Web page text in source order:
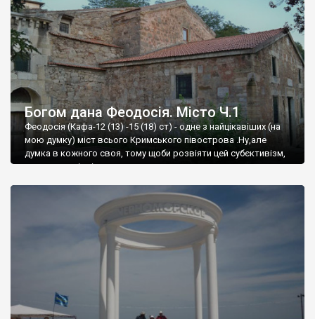
Богом дана Феодосія. Місто Ч.1
Феодосія (Кафа-12 (13) -15 (18) ст) - одне з найцікавіших (на
мою думку) міст всього Кримського півострова .Ну,але
думка в кожного своя, тому щоби розвіяти цей субєктивізм,
запрошую відвідати це